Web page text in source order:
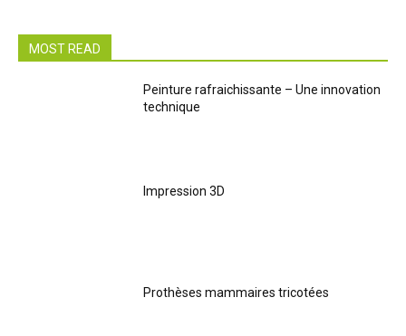
MOST READ
Peinture rafraichissante – Une innovation
technique
Impression 3D
Prothèses mammaires tricotées